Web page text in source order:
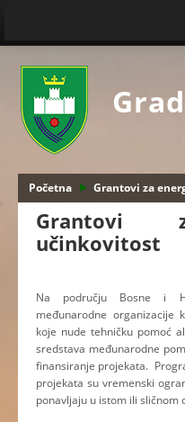
Početna Grantovi za
Grantovi
učinkovitost
Na području Bosne i
međunarodne organizacije
koje nude tehničku pomoć
sredstava međunarodne
finansiranje projekata.
projekata su vremenski
ponavljaju u istom ili sličnom